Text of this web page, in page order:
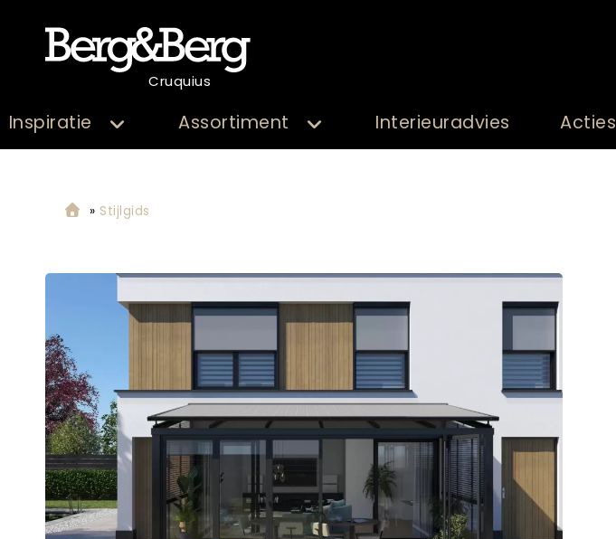
Cruquius
Inspiratie Assortiment Interieuradvies Acties
» Stijlgids